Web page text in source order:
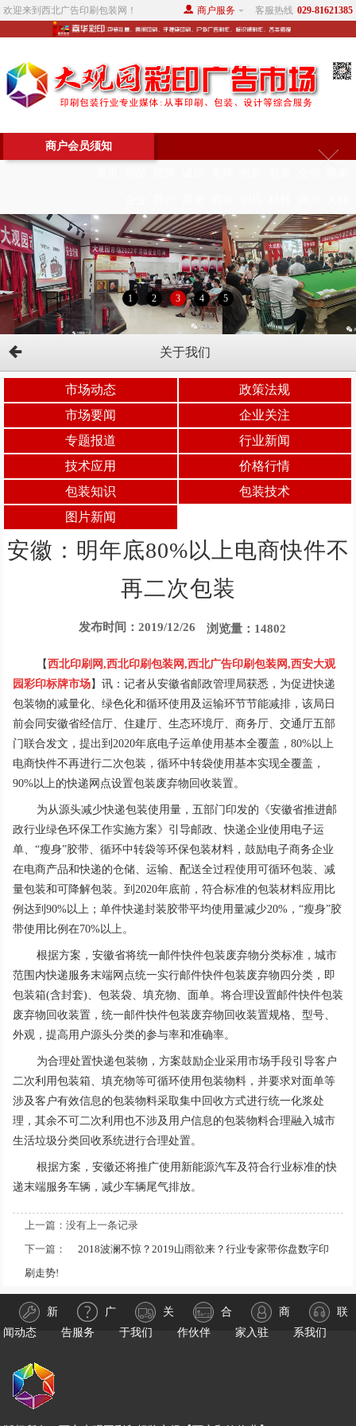
欢迎来到西北广告印刷包装网！ 客服热线 029-81621385
商户服务
商户会员须知
1 2 3 4 5
关于我们
市场动态
政策法规
市场要闻
企业关注
专题报道
行业新闻
技术应用
价格行情
包装知识
包装技术
图片新闻
安徽：明年底80%以上电商快件不
再二次包装
发布时间：2019/12/26 浏览量：14802
【西北印刷网,西北印刷包装网,西北广告印刷包装网,西安大观
园彩印标牌市场】讯：记者从安徽省邮政管理局获悉，为促进快递
包装物的减量化、绿色化和循环使用及运输环节节能减排，该局日
前会同安徽省经信厅、住建厅、生态环境厅、商务厅、交通厅五部
门联合发文，提出到2020年底电子运单使用基本全覆盖，80%以上
电商快件不再进行二次包装，循环中转袋使用基本实现全覆盖，
90%以上的快递网点设置包装废弃物回收装置。
为从源头减少快递包装使用量，五部门印发的《安徽省推进邮
政行业绿色环保工作实施方案》引导邮政、快递企业使用电子运
单、“瘦身”胶带、循环中转袋等环保包装材料，鼓励电子商务企业
在电商产品和快递的仓储、运输、配送全过程使用可循环包装、减
量包装和可降解包装。到2020年底前，符合标准的包装材料应用比
例达到90%以上；单件快递封装胶带平均使用量减少20%，“瘦身”胶
带使用比例在70%以上。
根据方案，安徽省将统一邮件快件包装废弃物分类标准，城市
范围内快递服务末端网点统一实行邮件快件包装废弃物四分类，即
包装箱(含封套)、包装袋、填充物、面单。将合理设置邮件快件包装
废弃物回收装置，统一邮件快件包装废弃物回收装置规格、型号、
外观，提高用户源头分类的参与率和准确率。
为合理处置快递包装物，方案鼓励企业采用市场手段引导客户
二次利用包装箱、填充物等可循环使用包装物料，并要求对面单等
涉及客户有效信息的包装物料采取集中回收方式进行统一化浆处
理，其余不可二次利用也不涉及用户信息的包装物料合理融入城市
生活垃圾分类回收系统进行合理处置。
根据方案，安徽还将推广使用新能源汽车及符合行业标准的快
递末端服务车辆，减少车辆尾气排放。
上一篇：没有上一条记录
下一篇：
2018波澜不惊？2019山雨欲来？行业专家带你盘数字印
刷走势!
新
闻动态
广
告服务
关
于我们
合
作伙伴
商
家入驻
联
系我们